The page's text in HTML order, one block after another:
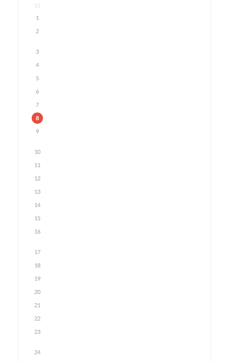
31
1
2
3
4
5
6
7
8
9
10
11
12
13
14
15
16
17
18
19
20
21
22
23
24